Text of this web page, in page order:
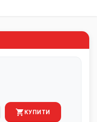
КУПИТИ